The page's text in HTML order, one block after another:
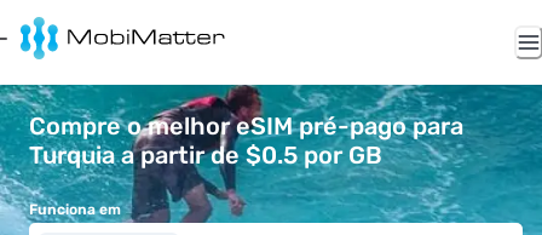
Compre o melhor eSIM pré-pago para
Turquia a partir de $0.5 por GB
Funciona em